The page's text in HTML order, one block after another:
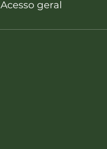
Acesso geral